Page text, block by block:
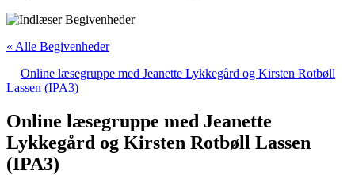
« Alle Begivenheder
Online læsegruppe med Jeanette Lykkegård og Kirsten Rotbøll
Lassen (IPA3)
Online læsegruppe med Jeanette
Lykkegård og Kirsten Rotbøll Lassen
(IPA3)